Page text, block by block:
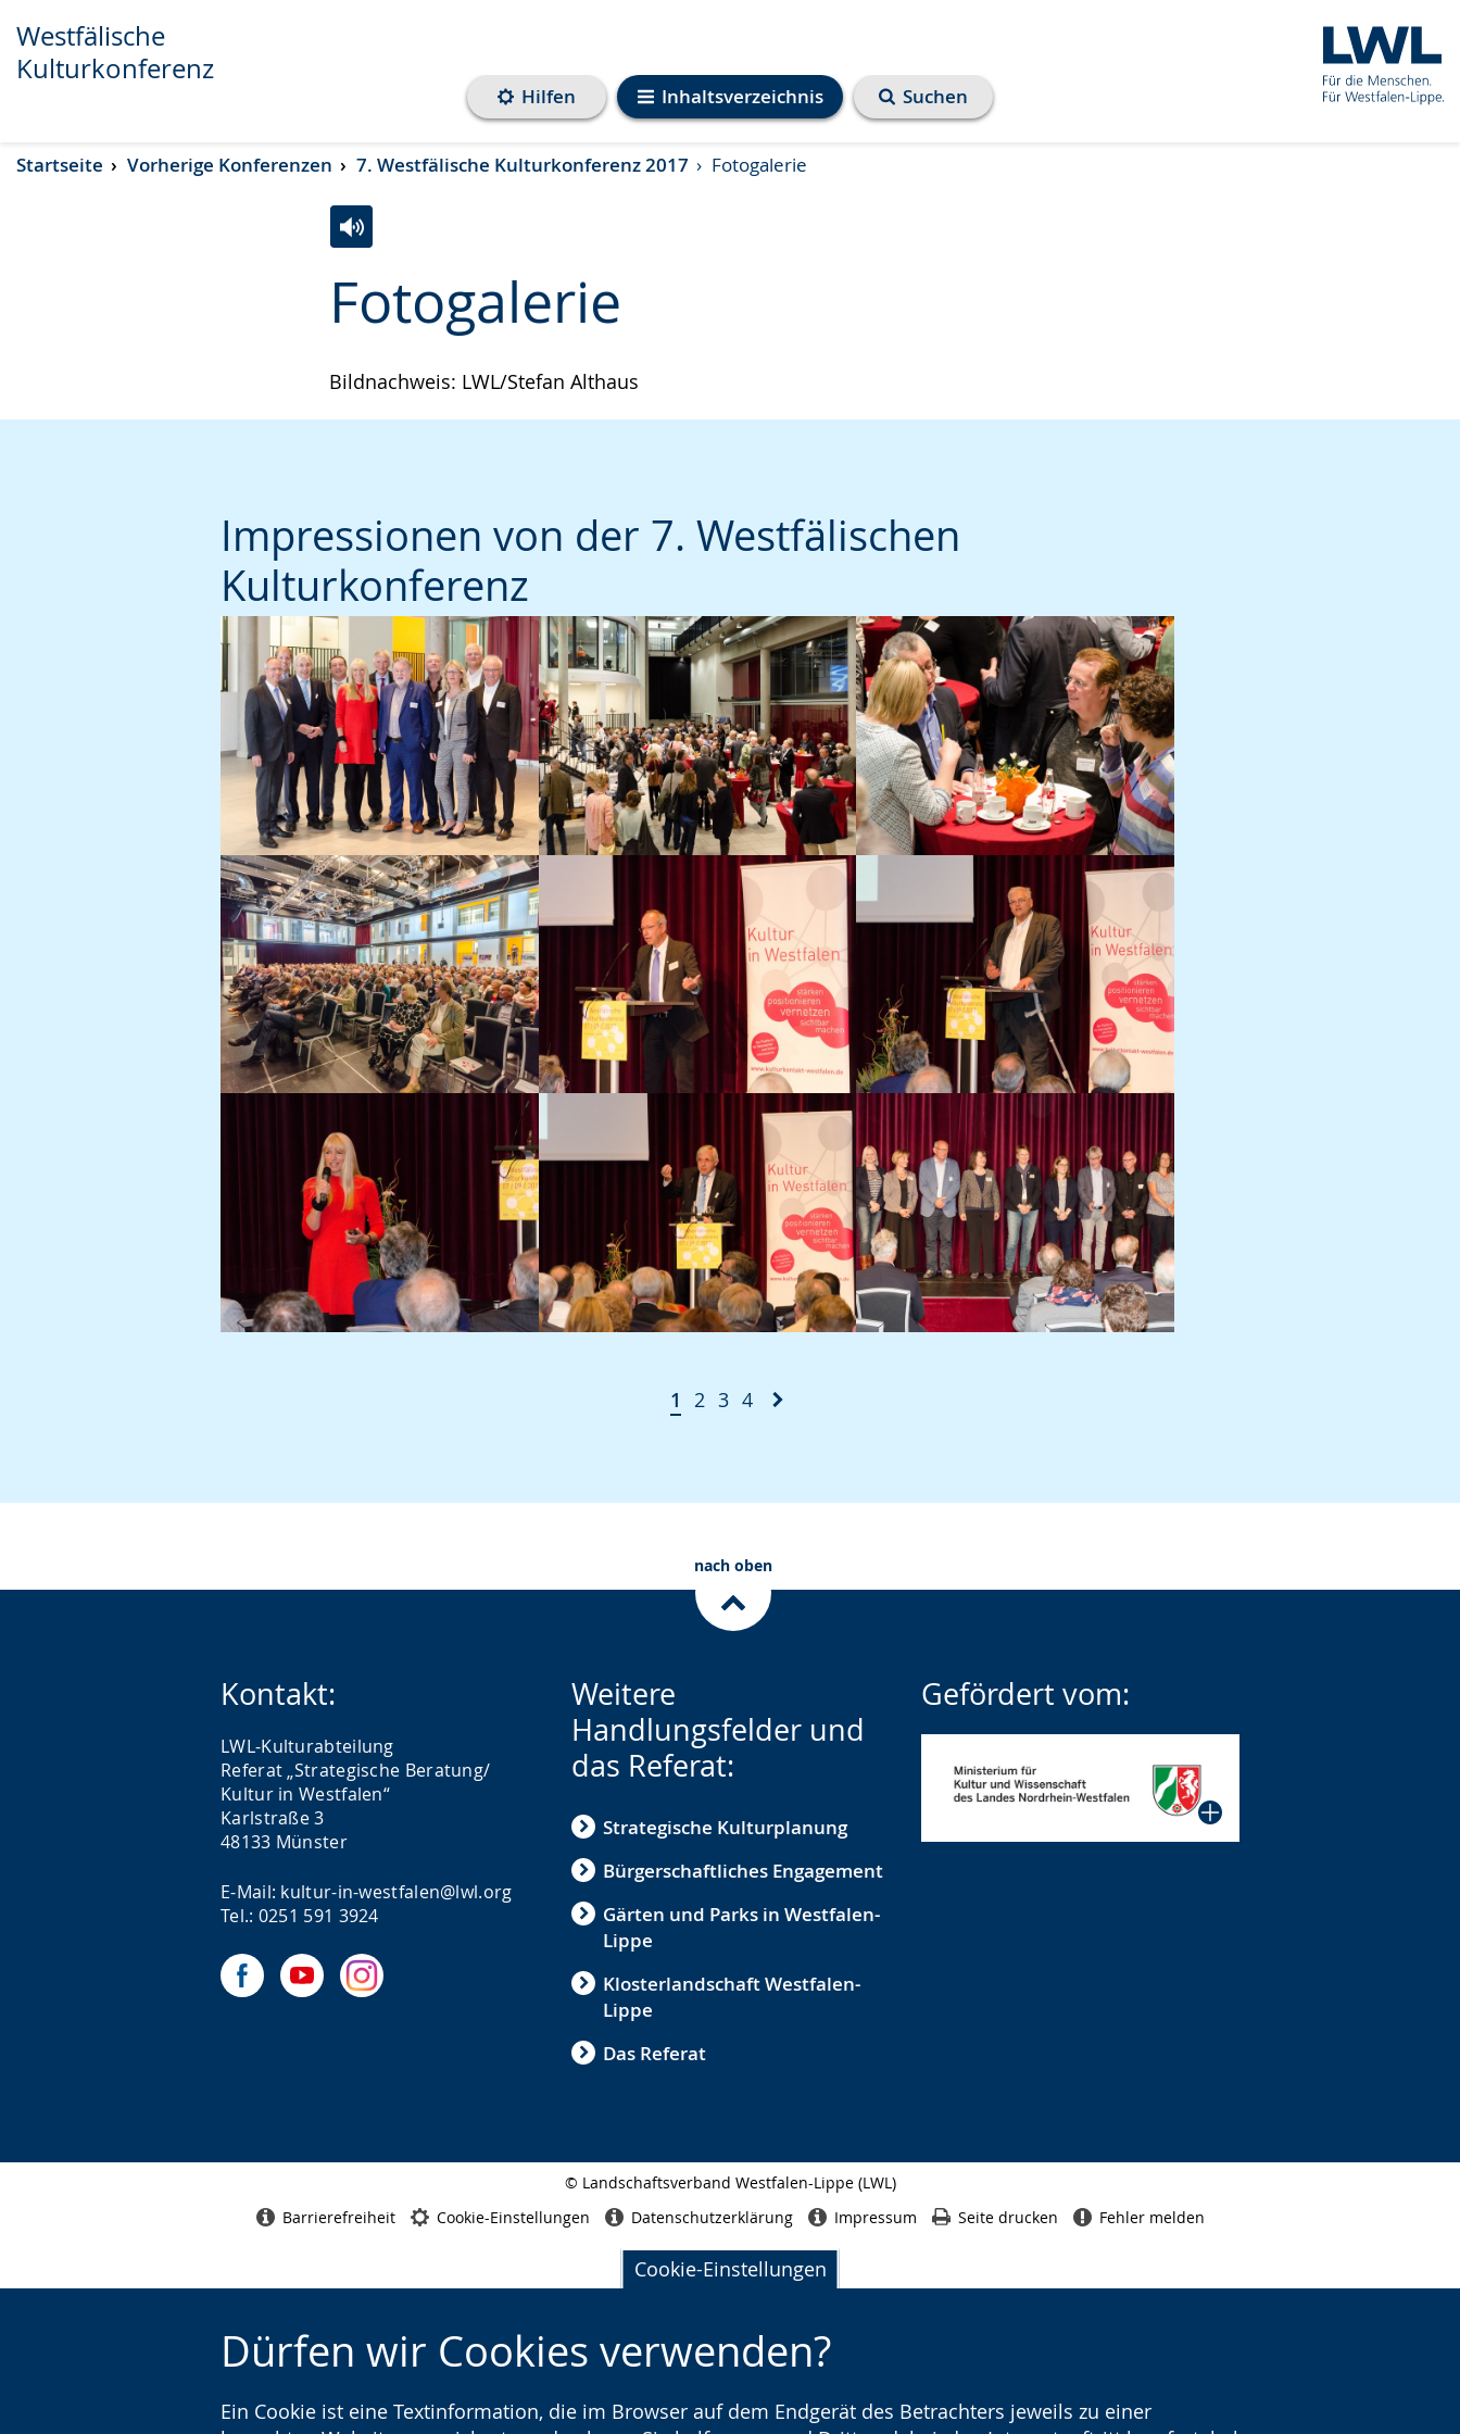
Transkript anzeigen
Abspielen
Pausieren
Westfälische
Kulturkonferenz
Inhaltsverzeichnis
Hilfen Suchen
Cookie-Einstellungen
Dürfen wir Cookies verwenden?
Ein Cookie ist eine Textinformation, die im Browser auf dem Endgerät des Betrachters jeweils zu einer
Startseite Vorherige Konferenzen 7. Westfälische Kulturkonferenz 2017 Fotogalerie
Fotogalerie
Bildnachweis: LWL/Stefan Althaus
Leichten
Sprache
Audio-
Unterstützung.
Video
in
Gebärdensprache
wird
Impressionen von der 7. Westfälischen
Kulturkonferenz
1 2 3 4
nach oben
Kontakt:
LWL-Kulturabteilung
Referat „Strategische Beratung/
Kultur in Westfalen“
Karlstraße 3
48133 Münster
E-Mail: kultur-in-westfalen@lwl.org
Tel.: 0251 591 3924
Weitere
Handlungsfelder und
das Referat:
Strategische Kulturplanung
Bürgerschaftliches Engagement
Gärten und Parks in Westfalen-
Lippe
Klosterlandschaft Westfalen-
Lippe
Das Referat
Gefördert vom:
© Landschaftsverband Westfalen-Lippe (LWL)
Barrierefreiheit Cookie-Einstellungen Datenschutzerklärung Impressum Seite drucken Fehler melden